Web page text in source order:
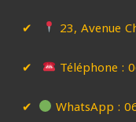
23, Avenue
Téléphone :
WhatsApp :